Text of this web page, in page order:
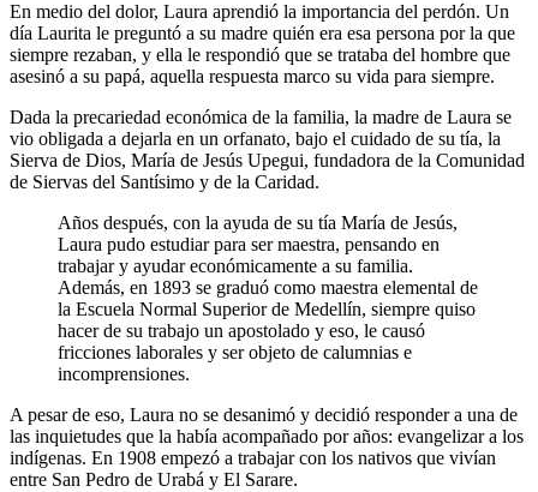
En medio del dolor, Laura aprendió la importancia del perdón. Un
día Laurita le preguntó a su madre quién era esa persona por la que
siempre rezaban, y ella le respondió que se trataba del hombre que
asesinó a su papá, aquella respuesta marco su vida para siempre.
Dada la precariedad económica de la familia, la madre de Laura se
vio obligada a dejarla en un orfanato, bajo el cuidado de su tía, la
Sierva de Dios, María de Jesús Upegui, fundadora de la Comunidad
de Siervas del Santísimo y de la Caridad.
Años después, con la ayuda de su tía María de Jesús,
Laura pudo estudiar para ser maestra, pensando en
trabajar y ayudar económicamente a su familia.
Además, en 1893 se graduó como maestra elemental de
la Escuela Normal Superior de Medellín, siempre quiso
hacer de su trabajo un apostolado y eso, le causó
fricciones laborales y ser objeto de calumnias e
incomprensiones.
A pesar de eso, Laura no se desanimó y decidió responder a una de
las inquietudes que la había acompañado por años: evangelizar a los
indígenas. En 1908 empezó a trabajar con los nativos que vivían
entre San Pedro de Urabá y El Sarare.